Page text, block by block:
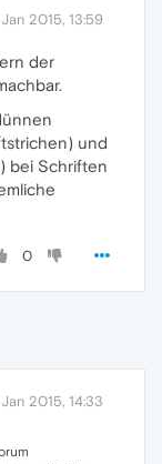
2015, 13:59
der
und
bei Schriften
0
2015, 14:33